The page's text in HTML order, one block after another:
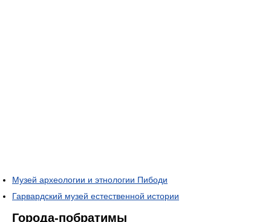
Музей археологии и этнологии Пибоди
Гарвардский музей естественной истории
Города-побратимы